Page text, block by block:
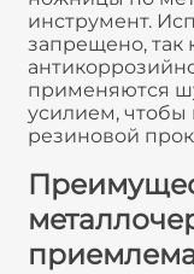
инструмент.
запрещено, так
применяются
усилием,
резиновой